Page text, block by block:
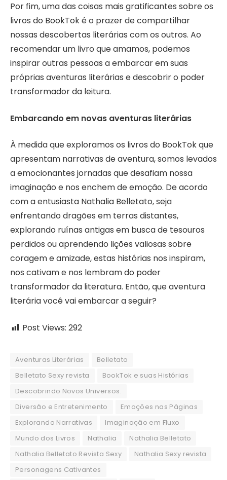
Por fim, uma das coisas mais gratificantes sobre os
livros do BookTok é o prazer de compartilhar
nossas descobertas literárias com os outros. Ao
recomendar um livro que amamos, podemos
inspirar outras pessoas a embarcar em suas
próprias aventuras literárias e descobrir o poder
transformador da leitura.
Embarcando em novas aventuras literárias
À medida que exploramos os livros do BookTok que
apresentam narrativas de aventura, somos levados
a emocionantes jornadas que desafiam nossa
imaginação e nos enchem de emoção. De acordo
com a entusiasta Nathalia Belletato, seja
enfrentando dragões em terras distantes,
explorando ruínas antigas em busca de tesouros
perdidos ou aprendendo lições valiosas sobre
coragem e amizade, estas histórias nos inspiram,
nos cativam e nos lembram do poder
transformador da literatura. Então, que aventura
literária você vai embarcar a seguir?
Post Views: 292
Aventuras Literárias
Belletato
Belletato Sexy revista
BookTok e suas Histórias
Descobrindo Novos Universos.
Diversão e Entretenimento
Emoções nas Páginas
Explorando Narrativas
Imaginação em Fluxo
Mundo dos Livros
Nathalia
Nathalia Belletato
Nathalia Belletato Revista Sexy
Nathalia Sexy revista
Personagens Cativantes